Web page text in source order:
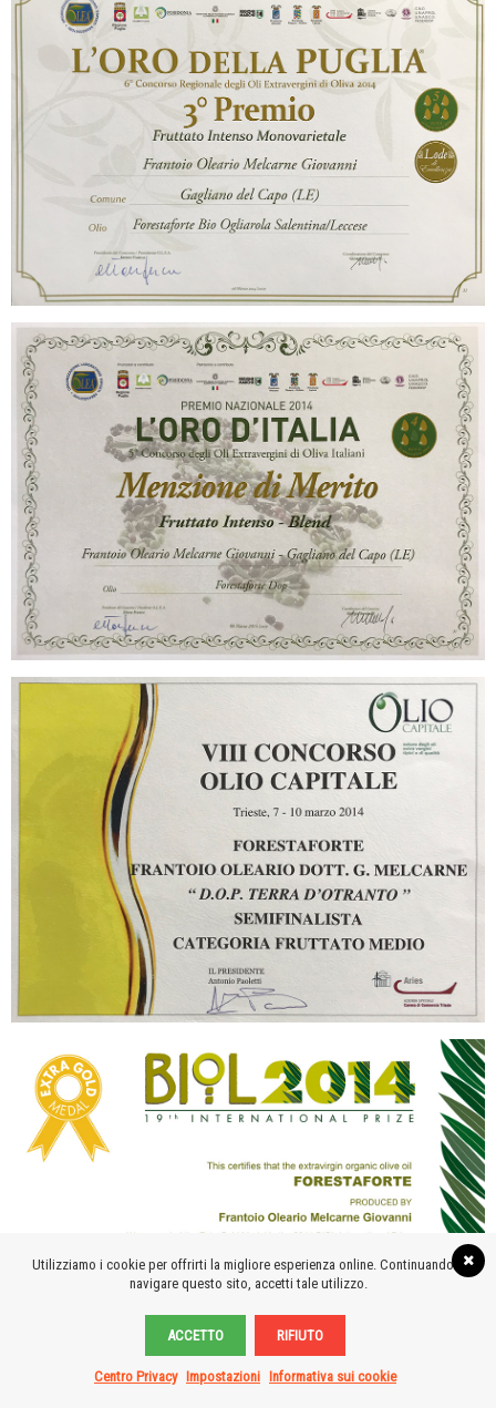
PRODOTTI CONTATTI WHATSAPP
Utilizziamo i cookie per offrirti la migliore esperienza online. Continuando a
navigare questo sito, accetti tale utilizzo.
ACCETTO RIFIUTO
Centro Privacy Impostazioni Informativa sui cookie